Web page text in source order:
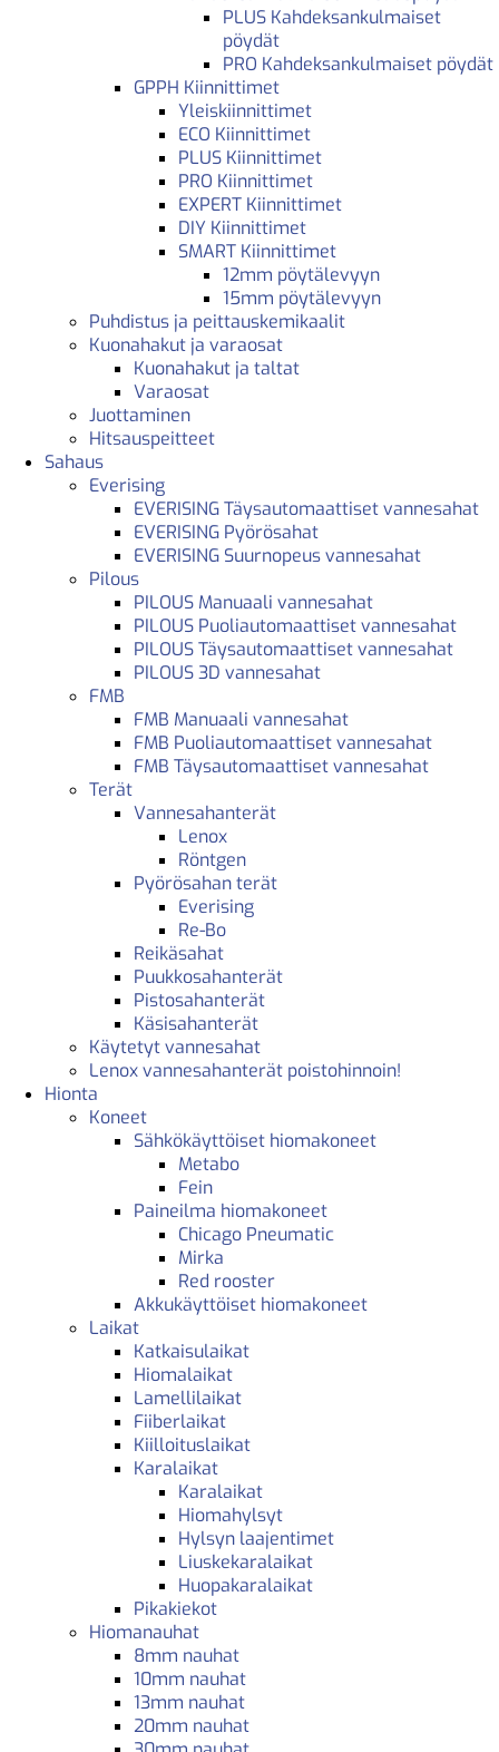
PLUS Kahdeksankulmaiset
pöydät
PRO Kahdeksankulmaiset pöydät
GPPH Kiinnittimet
Yleiskiinnittimet
ECO Kiinnittimet
PLUS Kiinnittimet
PRO Kiinnittimet
EXPERT Kiinnittimet
DIY Kiinnittimet
SMART Kiinnittimet
12mm pöytälevyyn
15mm pöytälevyyn
Puhdistus ja peittauskemikaalit
Kuonahakut ja varaosat
Kuonahakut ja taltat
Varaosat
Juottaminen
Hitsauspeitteet
Sahaus
Everising
EVERISING Täysautomaattiset vannesahat
EVERISING Pyörösahat
EVERISING Suurnopeus vannesahat
Pilous
PILOUS Manuaali vannesahat
PILOUS Puoliautomaattiset vannesahat
PILOUS Täysautomaattiset vannesahat
PILOUS 3D vannesahat
FMB
FMB Manuaali vannesahat
FMB Puoliautomaattiset vannesahat
FMB Täysautomaattiset vannesahat
Terät
Vannesahanterät
Lenox
Röntgen
Pyörösahan terät
Everising
Re-Bo
Reikäsahat
Puukkosahanterät
Pistosahanterät
Käsisahanterät
Käytetyt vannesahat
Lenox vannesahanterät poistohinnoin!
Hionta
Koneet
Sähkökäyttöiset hiomakoneet
Metabo
Fein
Paineilma hiomakoneet
Chicago Pneumatic
Mirka
Red rooster
Akkukäyttöiset hiomakoneet
Laikat
Katkaisulaikat
Hiomalaikat
Lamellilaikat
Fiiberlaikat
Kiilloituslaikat
Karalaikat
Karalaikat
Hiomahylsyt
Hylsyn laajentimet
Liuskekaralaikat
Huopakaralaikat
Pikakiekot
Hiomanauhat
8mm nauhat
10mm nauhat
13mm nauhat
20mm nauhat